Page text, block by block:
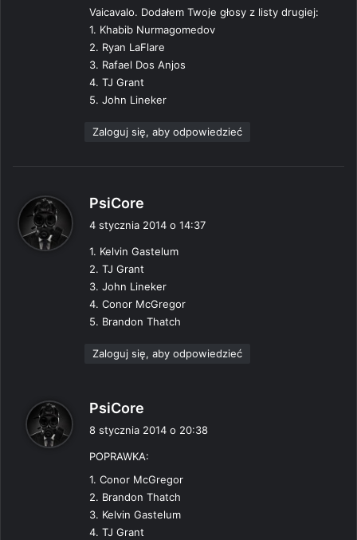
Vaicavalo. Dodałem Twoje głosy z listy drugiej:
1. Khabib Nurmagomedov
2. Ryan LaFlare
3. Rafael Dos Anjos
4. TJ Grant
5. John Lineker
Zaloguj się, aby odpowiedzieć
PsiCore
z
:
4 stycznia 2014 o 14:37
1. Kelvin Gastelum
2. TJ Grant
3. John Lineker
4. Conor McGregor
5. Brandon Thatch
Zaloguj się, aby odpowiedzieć
PsiCore
z
e
:
8 stycznia 2014 o 20:38
POPRAWKA:
1. Conor McGregor
2. Brandon Thatch
3. Kelvin Gastelum
4. TJ Grant